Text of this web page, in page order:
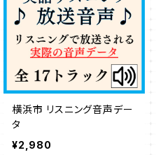
横浜市 リスニング音声デー
タ
¥2,980